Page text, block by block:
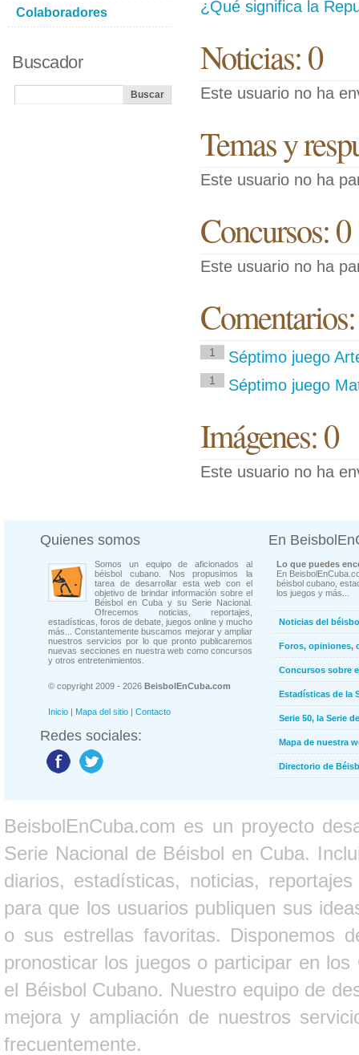
¿Qué significa la
Noticias: 0
Este usuario no ha
Temas y
Este usuario no ha
Concursos: 0
Este usuario no ha
1 Séptimo juego
1 Séptimo juego
Imágenes: 0
Este usuario no ha
Colaboradores
Buscador
Quienes somos
Somos un equipo de aficionados al
béisbol cubano. Nos propusimos la
tarea de desarrollar esta web con el
objetivo de brindar información sobre el
Béisbol en Cuba y su Serie Nacional.
Ofrecemos noticias, reportajes,
estadísticas, foros de debate, juegos online y mucho
más... Constantemente buscamos mejorar y ampliar
nuestros servicios por lo que pronto publicaremos
nuevas secciones en nuestra web como concursos
y otros entretenimientos.
© copyright 2009 - 2026 BeisbolEnCuba.com
Inicio | Mapa del sitio | Contacto
Redes sociales:
En
Lo que puedes
En
béisbol cubano,
los juegos y más...
Noticias del
Foros, opiniones,
Concursos sobre
Estadísticas de la
Serie 50, la Serie
Mapa de nuestra
Directorio de
BeisbolEnCuba.com es un proyecto
Serie Nacional de Béisbol en Cuba.
diarios, estadísticas, noticias,
para que los usuarios publiquen sus
o sus estrellas favoritas. Disponemos
pronosticar los juegos o participar en
el Béisbol Cubano. Nuestro equipo de
mejora y ampliación de nuestros
frecuentemente.